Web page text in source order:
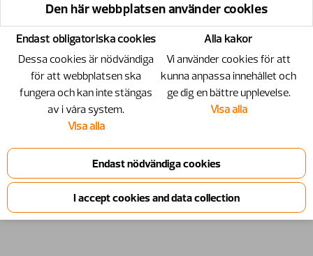
Den här webbplatsen använder cookies
Endast obligatoriska cookies
Dessa cookies är nödvändiga
för att webbplatsen ska
fungera och kan inte stängas
av i våra system.
Visa alla
Alla kakor
Vi använder cookies för att
kunna anpassa innehållet och
ge dig en bättre upplevelse.
Visa alla